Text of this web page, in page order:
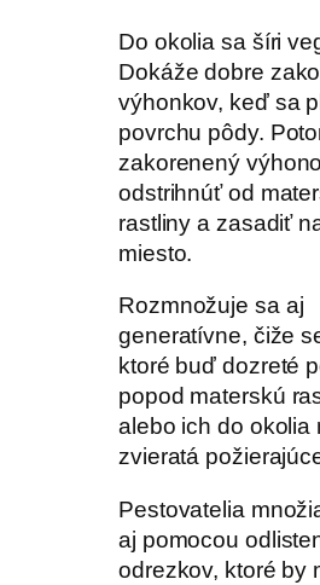
Do okolia sa šíri
Dokáže dobre
výhonkov, keď sa
povrchu pôdy.
zakorenený
odstrihnúť od
rastliny a zasadiť
miesto.
Rozmnožuje sa aj
generatívne, čiže
ktoré buď dozreté
popod materskú
alebo ich do okolia
zvieratá
Pestovatelia
aj pomocou
odrezkov, ktoré by